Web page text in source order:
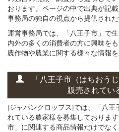
おります。ページの中で出典が記
事務局の独自の視点から提供された
運営事務局では、「八王子市」で
内外の多くの消費者の方に興味を
農作物や農業に関する様々な情報
「八王子市（はちおうじ
販売されてい
[ジャパンクロップス]では、「八王
れている農家様を募集しておりま
市」に関連する商品情報だけでな